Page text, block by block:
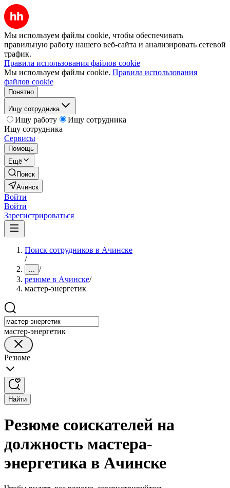
Мы используем файлы cookie, чтобы обеспечивать
правильную работу нашего веб-сайта и анализировать сетевой
трафик.
Правила использования файлов cookie
Мы используем файлы cookie. Правила использования
файлов cookie
Понятно
Ищу сотрудника
Ищу работу
Ищу сотрудника
Ищу сотрудника
Сервисы
Помощь
Ещё
Поиск
Ачинск
Войти
Войти
Зарегистрироваться
Поиск сотрудников в Ачинске
/
... /
резюме в Ачинске/
мастер-энергетик
мастер-энергетик
Резюме
Найти
Резюме соискателей на
должность мастера-
энергетика в Ачинске